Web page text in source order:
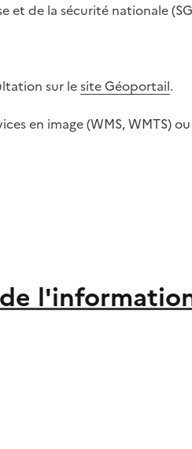
et de la sécurité nationale
sur lesite Géoportail.
en image (WMS, WMTS)